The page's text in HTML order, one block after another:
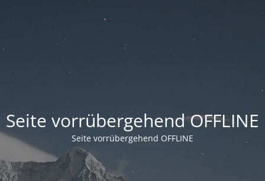
Seite vorrübergehend OFFLINE
Seite vorrübergehend OFFLINE